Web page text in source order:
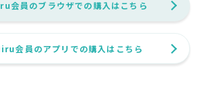
会員のブラウザでの購入はこちら
会員のアプリでの購入はこちら